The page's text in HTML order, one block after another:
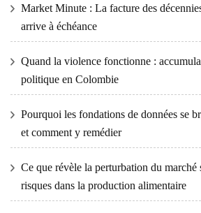
Market Minute : La facture des
arrive à échéance
Quand la violence fonctionne :
politique en Colombie
Pourquoi les fondations de données se
et comment y remédier
Ce que révèle la perturbation du marché
risques dans la production alimentaire